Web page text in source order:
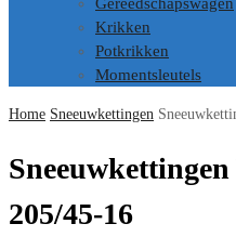
Gereedschapswagen
Krikken
Potkrikken
Momentsleutels
Home Sneeuwkettingen
Sneeuwkettingen
205/45-16